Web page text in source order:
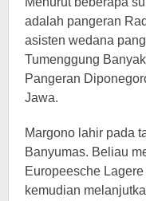
adalah pangeran
asisten wedana
Tumenggung
Pangeran
Jawa.
Margono lahir pada
Banyumas. Beliau
Europeesche
kemudian